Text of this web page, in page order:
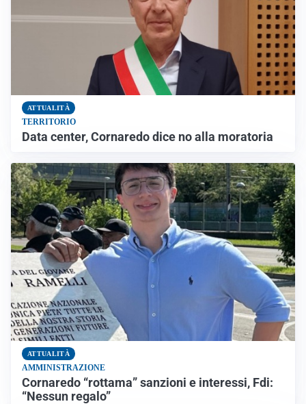
ATTUALITÀ
TERRITORIO
Data center, Cornaredo dice no alla moratoria
ATTUALITÀ
AMMINISTRAZIONE
Cornaredo “rottama” sanzioni e interessi, Fdi:
“Nessun regalo”